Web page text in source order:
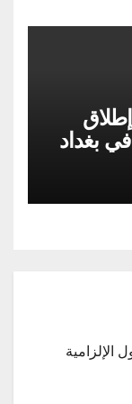
بغداد
الإلزامية